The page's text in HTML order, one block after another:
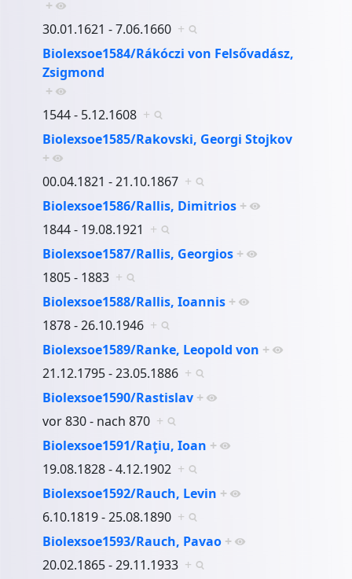
+
30.01.1621 - 7.06.1660 +
Biolexsoe1584/Rákóczi von Felsővadász,
Zsigmond
+
1544 - 5.12.1608 +
Biolexsoe1585/Rakovski, Georgi Stojkov
+
00.04.1821 - 21.10.1867 +
Biolexsoe1586/Rallis, Dimitrios +
1844 - 19.08.1921 +
Biolexsoe1587/Rallis, Georgios +
1805 - 1883 +
Biolexsoe1588/Rallis, Ioannis +
1878 - 26.10.1946 +
Biolexsoe1589/Ranke, Leopold von +
21.12.1795 - 23.05.1886 +
Biolexsoe1590/Rastislav +
vor 830 - nach 870 +
Biolexsoe1591/Raţiu, Ioan +
19.08.1828 - 4.12.1902 +
Biolexsoe1592/Rauch, Levin +
6.10.1819 - 25.08.1890 +
Biolexsoe1593/Rauch, Pavao +
20.02.1865 - 29.11.1933 +